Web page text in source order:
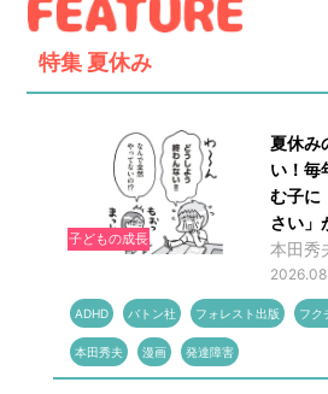
特集 夏休み
子どもの成長
夏休み
い！毎
む子に
さい」
本田秀
ADHD バトン社 フォレスト出版 フク
本田秀夫 漫画 発達障害